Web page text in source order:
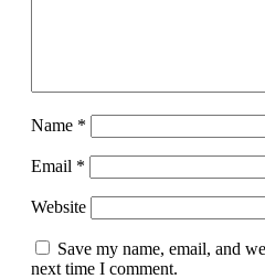
Name *
Email *
Website
Save my name, email, and
next time I comment.